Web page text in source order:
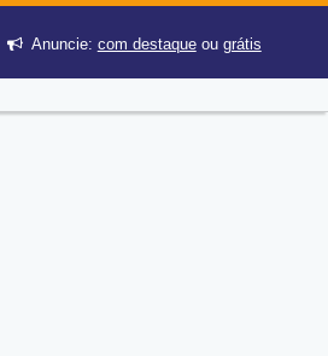
Anuncie: com destaqueou grátis